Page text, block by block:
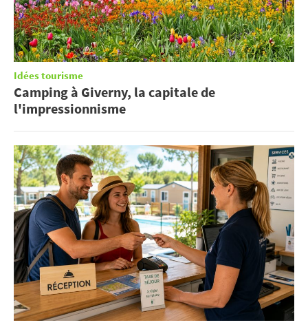
Idées tourisme
Camping à Giverny, la capitale de
l'impressionnisme